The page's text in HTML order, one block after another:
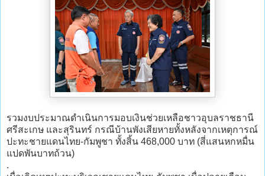
รวมงบประมาณดำเนินการมอบเงินช่วยเหลือชาวอุบลราชธานี
ศรีสะเกษ และสุรินทร์ กรณีบ้านพังเสียหายทั้งหลังจากเหตุการณ์
ปะทะชายแดนไทย-กัมพูชา ทั้งสิ้น 468,000 บาท (สี่แสนหกหมื่น
แปดพันบาทถ้วน)
.